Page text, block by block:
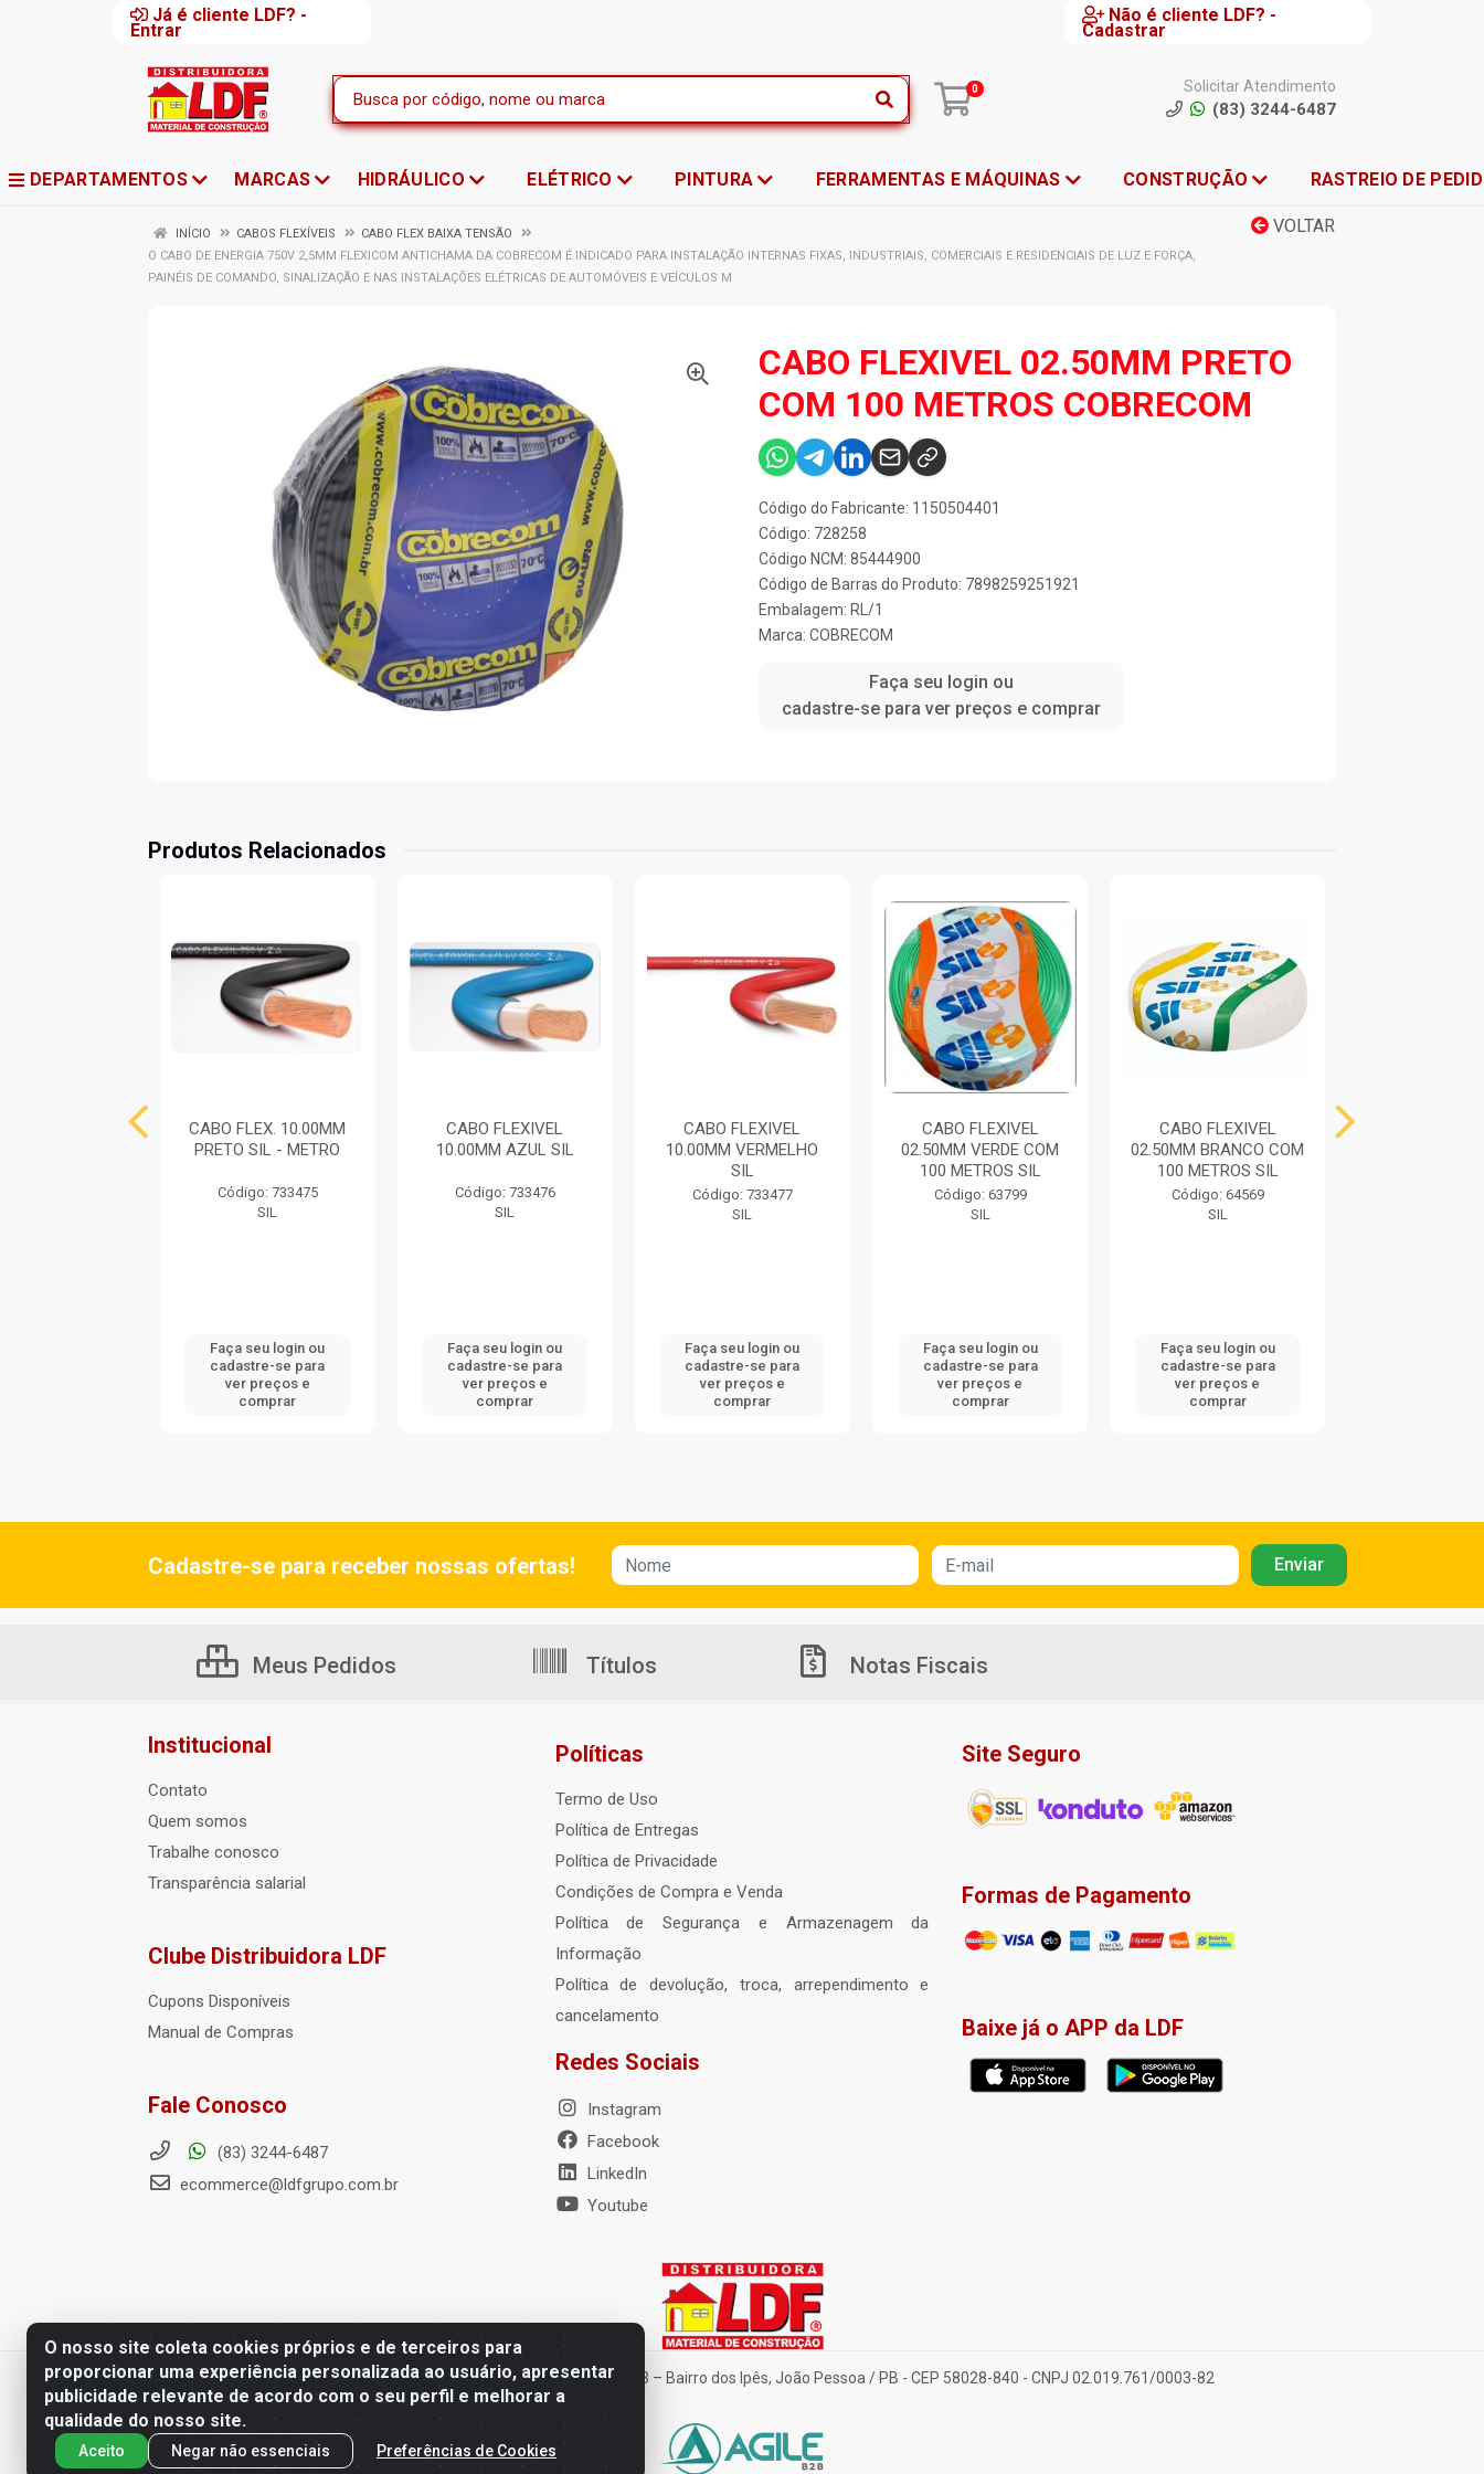
Já é cliente LDF? -
Entrar
Não é cliente LDF? -
Cadastrar
0 Solicitar Atendimento
(83) 3244-6487
DEPARTAMENTOS MARCAS HIDRÁULICO ELÉTRICO PINTURA FERRAMENTAS E MÁQUINAS CONSTRUÇÃO RASTREIO DE
VOLTAR
INÍCIO CABOS FLEXÍVEIS
CABO FLEX BAIXA TENSÃO
O CABO DE ENERGIA 750V 2,5MM FLEXICOM ANTICHAMA DA COBRECOM É INDICADO PARA INSTALAÇÃO INTERNAS FIXAS, INDUSTRIAIS, COMERCIAIS E RESIDENCIAIS DE LUZ E FORÇA,
PAINÉIS DE COMANDO, SINALIZAÇÃO E NAS INSTALAÇÕES ELÉTRICAS DE AUTOMÓVEIS E VEÍCULOS M
CABO FLEXIVEL 02.50MM PRETO
COM 100 METROS COBRECOM
Código do Fabricante: 1150504401
Código: 728258
Código NCM: 85444900
Código de Barras do Produto: 7898259251921
Embalagem: RL/1
Marca: COBRECOM
Faça seu login ou
cadastre-se para ver preços e comprar
Produtos Relacionados
CABO FLEX. 10.00MM
PRETO SIL - METRO
Código: 733475
SIL
Faça seu login ou
cadastre-se para
ver preços e
comprar
CABO FLEXIVEL
10.00MM AZUL SIL
Código: 733476
SIL
Faça seu login ou
cadastre-se para
ver preços e
comprar
CABO FLEXIVEL
10.00MM VERMELHO
SIL
Código: 733477
SIL
Faça seu login ou
cadastre-se para
ver preços e
comprar
CABO FLEXIVEL
02.50MM VERDE COM
100 METROS SIL
Código: 63799
SIL
Faça seu login ou
cadastre-se para
ver preços e
comprar
CABO FLEXIVEL
02.50MM BRANCO COM
100 METROS SIL
Código: 64569
SIL
Faça seu login ou
cadastre-se para
ver preços e
comprar
O nosso site coleta cookies próprios e de terceiros para
proporcionar uma experiência personalizada ao usuário, apresentar
publicidade relevante de acordo com o seu perfil e melhorar a
qualidade do nosso site.
Aceito Negar não essenciais Preferências de Cookies
Cadastre-se para receber nossas ofertas!
Meus Pedidos Títulos Notas Fiscais
Institucional
Contato
Quem somos
Trabalhe conosco
Transparência salarial
Clube Distribuidora LDF
Cupons Disponíveis
Manual de Compras
Fale Conosco
(83) 3244-6487
ecommerce@ldfgrupo.com.br
Políticas
Termo de Uso
Política de Entregas
Política de Privacidade
Condições de Compra e Venda
Política de Segurança e Armazenagem da
Informação
Política de devolução, troca, arrependimento e
cancelamento
Redes Sociais
Instagram
Facebook
LinkedIn
Youtube
Site Seguro
Formas de Pagamento
Baixe já o APP da LDF
Distribuidora LDF - Av. Presidente Tancredo Neves, 203 – Bairro dos Ipês, João Pessoa / PB - CEP 58028-840 - CNPJ 02.019.761/0003-82